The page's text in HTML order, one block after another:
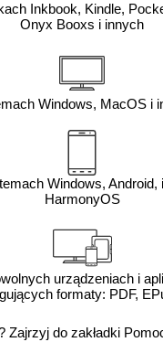
Inkbook, Kindle,
Onyx Booxs i innych
Windows, MacOS i
Windows, Android,
HarmonyOS
urządzeniach i
formaty: PDF,
Zajrzyj do zakładki